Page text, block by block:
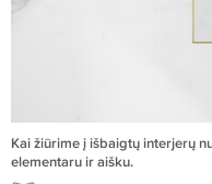
Kai žiūrime į išbaigtų interjerų
elementaru ir aišku.